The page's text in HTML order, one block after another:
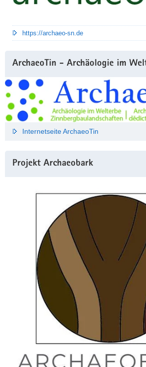
https://archaeo-sn.de
ArchaeoTin - Archäologie im
Internetseite ArchaeoTin
Projekt Archaeobark